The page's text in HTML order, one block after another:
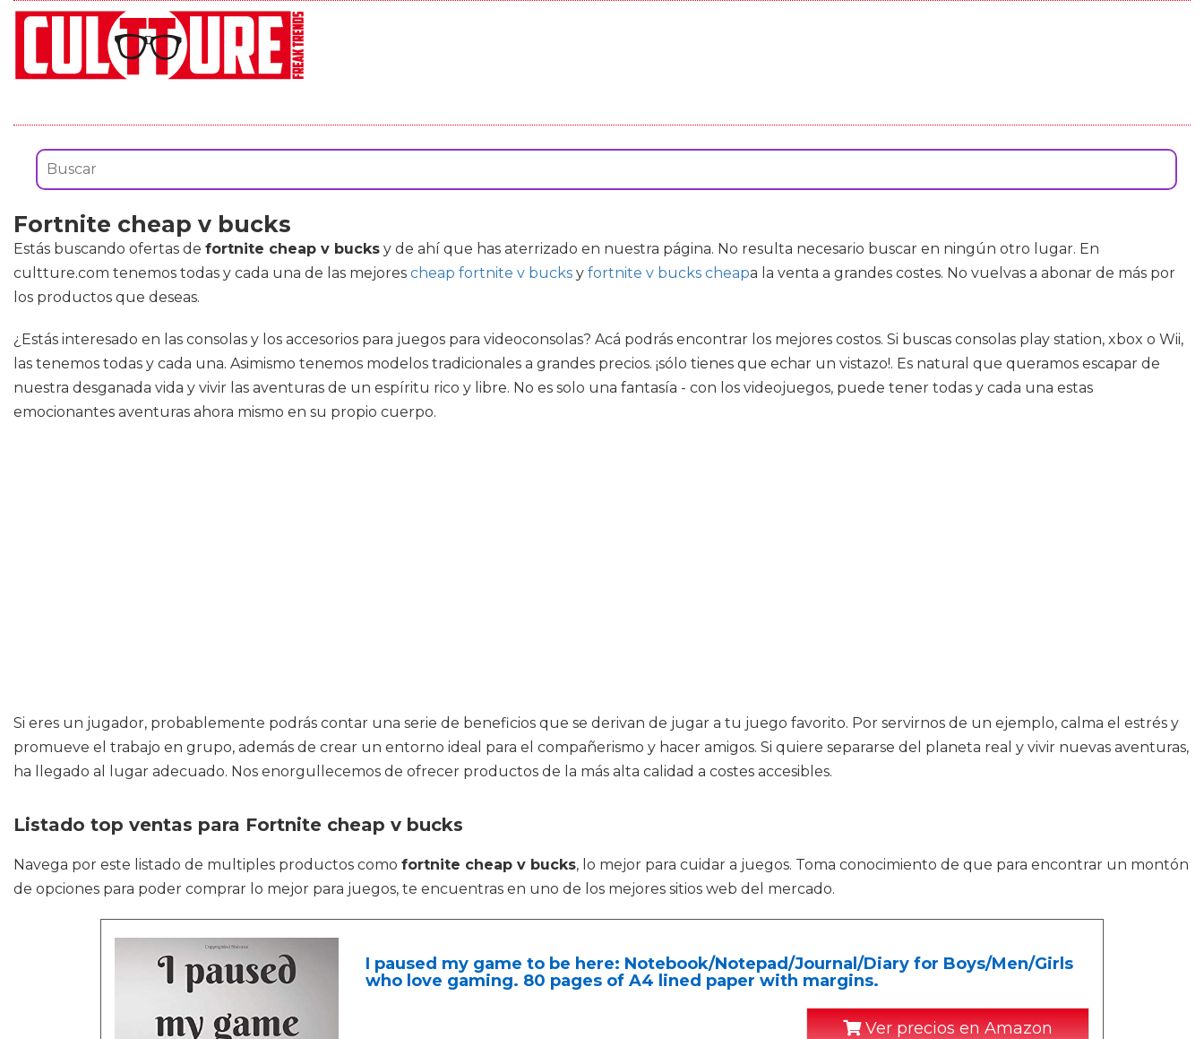
Fortnite cheap v bucks
Estás buscando ofertas de fortnite cheap v bucks y de ahí que has aterrizado en nuestra página. No resulta necesario buscar en ningún otro lugar. En
cultture.com tenemos todas y cada una de las mejores cheap fortnite v bucks y fortnite v bucks cheapa la venta a grandes costes. No vuelvas a abonar de más por
los productos que deseas.
¿Estás interesado en las consolas y los accesorios para juegos para videoconsolas? Acá podrás encontrar los mejores costos. Si buscas consolas play station, xbox o Wii,
las tenemos todas y cada una. Asimismo tenemos modelos tradicionales a grandes precios. ¡sólo tienes que echar un vistazo!. Es natural que queramos escapar de
nuestra desganada vida y vivir las aventuras de un espíritu rico y libre. No es solo una fantasía - con los videojuegos, puede tener todas y cada una estas
emocionantes aventuras ahora mismo en su propio cuerpo.
Si eres un jugador, probablemente podrás contar una serie de beneficios que se derivan de jugar a tu juego favorito. Por servirnos de un ejemplo, calma el estrés y
promueve el trabajo en grupo, además de crear un entorno ideal para el compañerismo y hacer amigos. Si quiere separarse del planeta real y vivir nuevas aventuras,
ha llegado al lugar adecuado. Nos enorgullecemos de ofrecer productos de la más alta calidad a costes accesibles.
Listado top ventas para Fortnite cheap v bucks
Navega por este listado de multiples productos como fortnite cheap v bucks, lo mejor para cuidar a juegos. Toma conocimiento de que para encontrar un montón
de opciones para poder comprar lo mejor para juegos, te encuentras en uno de los mejores sitios web del mercado.
I paused my game to be here: Notebook/Notepad/Journal/Diary for Boys/Men/Girls
who love gaming. 80 pages of A4 lined paper with margins.
Ver precios en Amazon